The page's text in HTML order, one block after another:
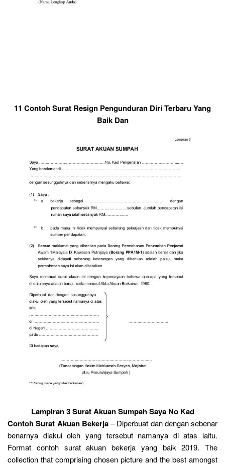
11 Contoh Surat Resign Pengunduran Diri Terbaru Yang
Baik Dan
Lampiran 3 Surat Akuan Sumpah Saya No Kad
Contoh Surat Akuan Bekerja– Diperbuat dan dengan sebenar
benarnya diakui oleh yang tersebut namanya di atas iaitu.
Format contoh surat akuan bekerja yang baik 2019. The
collection that comprising chosen picture and the best amongst